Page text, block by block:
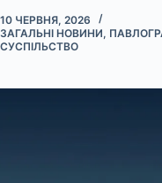
10 ЧЕРВНЯ, 2026
ЗАГАЛЬНІ НОВИНИ,
СУСПІЛЬСТВО